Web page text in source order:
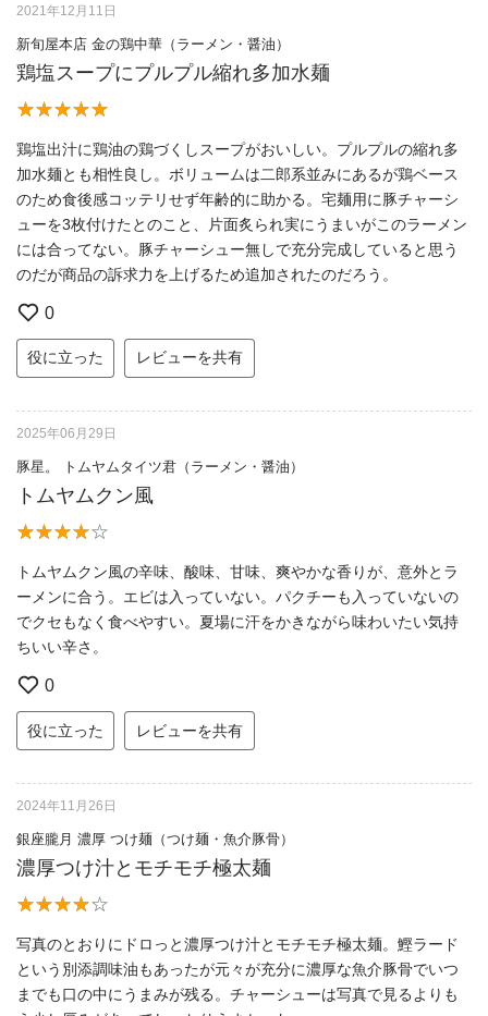
2021年12月11日
新旬屋本店 金の鶏中華（ラーメン・醤油）
鶏塩スープにプルプル縮れ多加水麺
鶏塩出汁に鶏油の鶏づくしスープがおいしい。プルプルの縮れ多
加水麺とも相性良し。ボリュームは二郎系並みにあるが鶏ベース
のため食後感コッテリせず年齢的に助かる。宅麺用に豚チャーシ
ューを3枚付けたとのこと、片面炙られ実にうまいがこのラーメン
には合ってない。豚チャーシュー無しで充分完成していると思う
のだが商品の訴求力を上げるため追加されたのだろう。
0
役に立った レビューを共有
2025年06月29日
豚星。 トムヤムタイツ君（ラーメン・醤油）
トムヤムクン風
トムヤムクン風の辛味、酸味、甘味、爽やかな香りが、意外とラ
ーメンに合う。エビは入っていない。パクチーも入っていないの
でクセもなく食べやすい。夏場に汗をかきながら味わいたい気持
ちいい辛さ。
0
役に立った レビューを共有
2024年11月26日
銀座朧月 濃厚 つけ麺（つけ麺・魚介豚骨）
濃厚つけ汁とモチモチ極太麺
写真のとおりにドロっと濃厚つけ汁とモチモチ極太麺。鰹ラード
という別添調味油もあったが元々が充分に濃厚な魚介豚骨でいつ
までも口の中にうまみが残る。チャーシューは写真で見るよりも